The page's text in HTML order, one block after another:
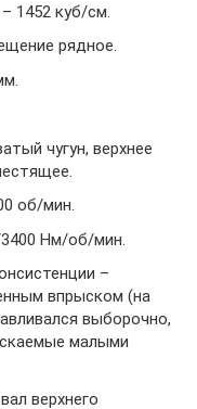
1452 куб/см.
рядное.
чугун, верхнее
об/мин.
Нм/об/мин.
–
впрыском (на
выборочно,
малыми
верхнего